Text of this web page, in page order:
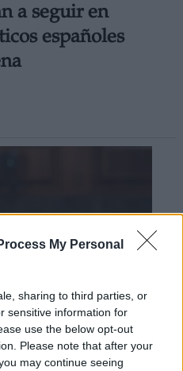
My Personal
sharing to third parties, or
sensitive information for
use the below opt-out
Please note that after your
may continue seeing
a seguir en
españoles
de los Diputados, Adriana